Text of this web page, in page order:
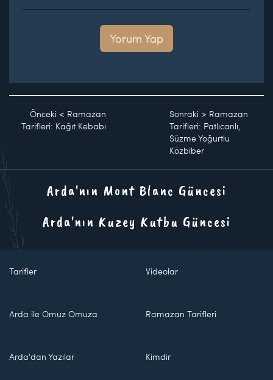
Yorum Yap
Önceki < Ramazan
Tarifleri: Kağıt Kebabı
Sonraki > Ramazan
Tarifleri: Patlıcanlı,
Süzme Yoğurtlu
Közbiber
Arda'nın Mont Blanc Güncesi
Arda'nın Kuzey Kutbu Güncesi
Tarifler Videolar
Arda ile Omuz Omuza Ramazan Tarifleri
Arda'dan Yazılar Kimdir